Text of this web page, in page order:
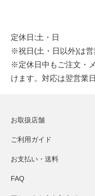
定休日:土・日
※祝日(土・日以外)は営
※定休日中もご注文・
けます。対応は翌営業
お取扱店舗
ご利用ガイド
お支払い・送料
FAQ